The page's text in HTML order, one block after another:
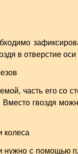
в отверстие
часть его
гвоздя
с помощью